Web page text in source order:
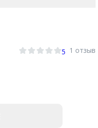
5 1 отзыв